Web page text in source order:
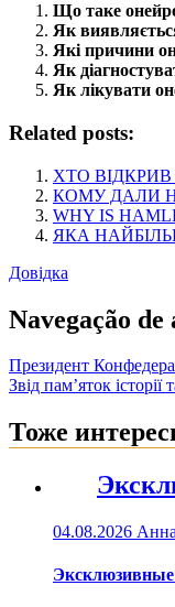
Що таке
Як
Які причини
Як
Як лікувати
Related posts:
ХТО
КОМУ ДАЛИ
WHY IS
ЯКА
Довідка
Navegação de
Президент
Звід пам’яток
Тоже
04.08.2026 Анна
Эксклюзивные